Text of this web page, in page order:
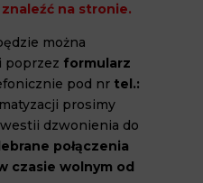
na stronie.
można
poprzez formularz
pod nr tel.:
prosimy
dzwonienia do
połączenia
czasie wolnym od